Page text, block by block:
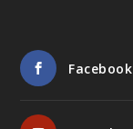
Facebook